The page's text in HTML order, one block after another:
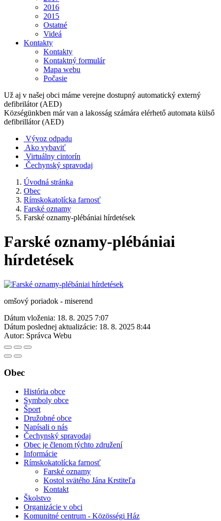
2016
2015
Ostatné
Videá
Kontakty
Kontakty
Kontaktný formulár
Mapa webu
Počasie
Už aj v našej obci máme verejne dostupný automatický externý
defibrilátor (AED)
Községünkben már van a lakosság számára elérhető automata külső
defibrillátor (AED)
Vývoz odpadu
Ako vybaviť
Virtuálny cintorín
Čechynský spravodaj
Úvodná stránka
Obec
Rímskokatolícka farnosť
Farské oznamy
Farské oznamy-plébániai hírdetések
Farské oznamy-plébániai
hírdetések
omšový poriadok - miserend
Dátum vloženia: 18. 8. 2025 7:07
Dátum poslednej aktualizácie: 18. 8. 2025 8:44
Autor: Správca Webu
Obec
História obce
Symboly obce
Šport
Družobné obce
Napísali o nás
Čechynský spravodaj
Obec je členom týchto združení
Informácie
Rímskokatolícka farnosť
Farské oznamy
Kostol svätého Jána Krstiteľa
Kontakt
Školstvo
Organizácie v obci
Komunitné centrum - Közösségi Ház